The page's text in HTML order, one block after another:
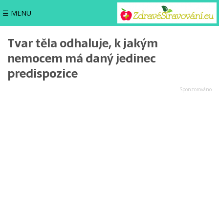
☰ MENU
Tvar těla odhaluje, k jakým
nemocem má daný jedinec
predispozice